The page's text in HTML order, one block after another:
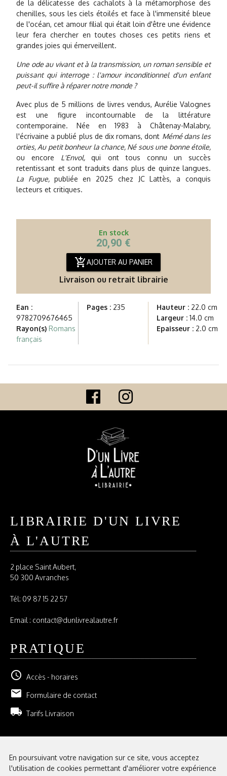
de la délicatesse des cachalots à la métamorphose des
chenilles, sous les ciels étoilés et face à l'immensité bleue
de l'océan, cet amour filial qui était loin d'être une évidence
leur fera chercher en toutes choses ces petits riens et
grandes joies qui émerveillent.
Une ode au vivant et à la transmission, un roman sensible et
puissant qui interroge : l'amour inconditionnel d'un enfant
peut-il suffire à réparer notre monde ?
Avec plus de 5 millions de livres vendus, Aurélie Valognes
est une figure incontournable de la littérature
contemporaine. Née en 1983 à Châtenay-Malabry,
l'écrivaine a publié plus de dix romans, dont Mémé dans les
orties, Au petit bonheur la chance, Né sous une bonne étoile,
ou encore L'Envol,qui ont tous connu un succès
retentissant et sont traduits dans plus de quinze langues.
La Fugue, publiée en 2025 chez JC Lattès, a conquis
lecteurs et critiques.
En stock
20,90 €
add_shopping_cartAJOUTER AU PANIER
Livraison ou retrait librairie
Ean :
9782709676465
Rayon(s) Romans
français
Pages :235 Hauteur : 22.0 cm
Largeur : 14.0 cm
Epaisseur : 2.0 cm
LIBRAIRIE D'UN LIVRE
À L'AUTRE
2 place Saint Aubert,
50 300 Avranches
Tél: 09 87 15 22 57
Email : contact@dunlivrealautre.fr
PRATIQUE
schedule Accès - horaires
email Formulaire de contact
local_shipping Tarifs Livraison
GESTION DE VOS ABONNEMENTS
En poursuivant votre navigation sur ce site, vous acceptez
l'utilisation de cookies permettant d'améliorer votre expérience